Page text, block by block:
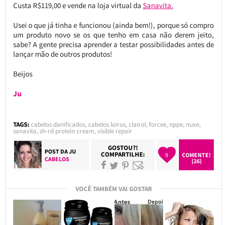
Custa R$119,00 e vende na loja virtual da Sanavita.
Usei o que já tinha e funcionou (ainda bem!), porque só compro
um produto novo se os que tenho em casa não derem jeito,
sabe? A gente precisa aprender a testar possibilidades antes de
lançar mão de outros produtos!
Beijos
Ju
TAGS: cabelos danificados,cabelos loiros,clairol,forcee, nppe, nuxe,
sanavita,sh-rd protein cream,visible repair
POST DAJU
CABELOS
GOSTOU?!
COMPARTILHE: 9
COMENTE!
(26)
VOCÊ TAMBÉM VAI GOSTAR